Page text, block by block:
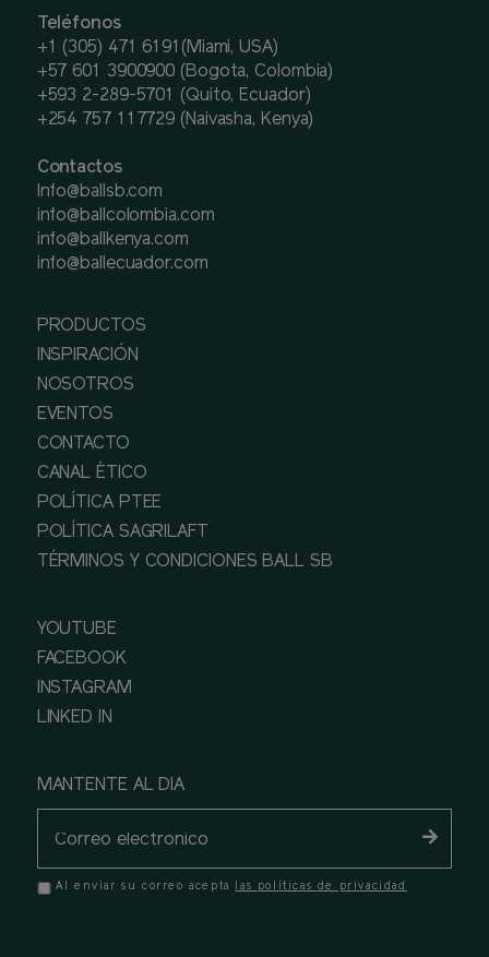
Teléfonos
+1 (305) 471 6191(Miami, USA)
+57 601 3900900 (Bogota, Colombia)
+593 2-289-5701 (Quito, Ecuador)
+254 757 117729 (Naivasha, Kenya)
Contactos
Info@ballsb.com
info@ballcolombia.com
info@ballkenya.com
info@ballecuador.com
PRODUCTOS
INSPIRACIÓN
NOSOTROS
EVENTOS
CONTACTO
CANAL ÉTICO
POLÍTICA PTEE
POLÍTICA SAGRILAFT
TÉRMINOS Y CONDICIONES BALL SB
YOUTUBE
FACEBOOK
INSTAGRAM
LINKED IN
MANTENTE AL DIA
Al enviar su correo acepta las políticas de privacidad